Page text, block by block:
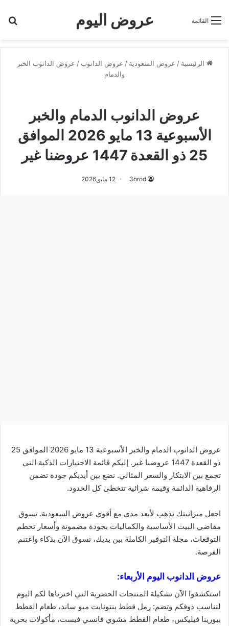
عروض اليوم القائمة
الرئيسية / عروض السعودية / عروض الدانوب / عروض الدانوب الخبر
والدمام
عروض الدانوب الدمام والخبر
الأسبوعية 13 مايو 2026 الموافق
25 ذو القعدة 1447 عروضنا غير
3orod 12 مايو,2026
عروض الدانوب الدمام والخبر الأسبوعية 13 مايو 2026 الموافق 25
ذو القعدة 1447 عروضنا غير. إليكم قائمة الاختيارات الذكية التي
تجمع بين الابتكار والسعر المثالي. نضع بين أيديكم جودة تضمن
الرفاهية الدائمة وقيمة شرائية تتخطى كل الحدود.
اجعل ميزانيتك تذهب لأبعد مدى مع أقوى عروض السعودية. تسوق
مقاضي البيت الأساسية والكماليات بجودة مضمونة وأسعار تحطم
التوقعات، مجلة التوفير الكاملة بين يديك، تسوق الآن بذكاء واغتنم
الفرصة.
عروض الدانوب اليوم الأربعاء:
استكشفوا الآن تشكيلة المنتجات الحصرية التي اخترناها لكم اليوم
لتناسب ذوقكم وتضم: رمل قطط بنتونايت ميو ساند، طعام القطط
بيورينا فيليكس، طعام القطط مشوي فانسي فيست، مأكولات بحرية